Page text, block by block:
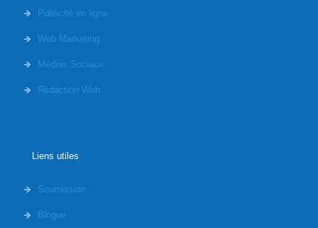
Publicité en ligne
Web Marketing
Médias Sociaux
Rédaction Web
Liens utiles
Soumission
Blogue